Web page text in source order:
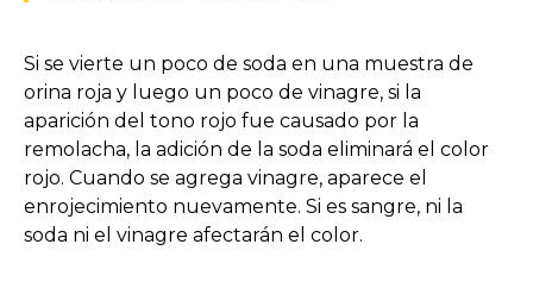
Si se vierte un poco de soda en una muestra de
orina roja y luego un poco de vinagre, si la
aparición del tono rojo fue causado por la
remolacha, la adición de la soda eliminará el color
rojo. Cuando se agrega vinagre, aparece el
enrojecimiento nuevamente. Si es sangre, ni la
soda ni el vinagre afectarán el color.